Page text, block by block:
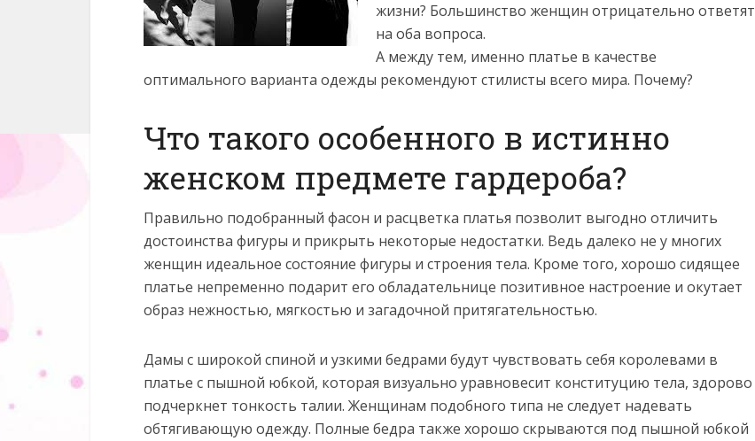
жизни? Большинство женщин отрицательно ответят
на оба вопроса.
А между тем, именно платье в качестве
оптимального варианта одежды рекомендуют стилисты всего мира. Почему?
Что такого особенного в истинно
женском предмете гардероба?
Правильно подобранный фасон и расцветка платья позволит выгодно отличить
достоинства фигуры и прикрыть некоторые недостатки. Ведь далеко не у многих
женщин идеальное состояние фигуры и строения тела. Кроме того, хорошо сидящее
платье непременно подарит его обладательнице позитивное настроение и окутает
образ нежностью, мягкостью и загадочной притягательностью.
Дамы с широкой спиной и узкими бедрами будут чувствовать себя королевами в
платье с пышной юбкой, которая визуально уравновесит конституцию тела, здорово
подчеркнет тонкость талии. Женщинам подобного типа не следует надевать
обтягивающую одежду. Полные бедра также хорошо скрываются под пышной юбкой